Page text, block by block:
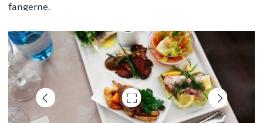
fangerne.